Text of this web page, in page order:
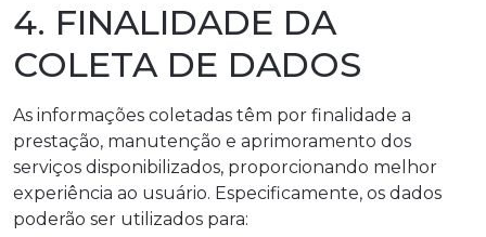
4. FINALIDADE DA
COLETA DE DADOS
As informações coletadas têm por finalidade a
prestação, manutenção e aprimoramento dos
serviços disponibilizados, proporcionando melhor
experiência ao usuário. Especificamente, os dados
poderão ser utilizados para: